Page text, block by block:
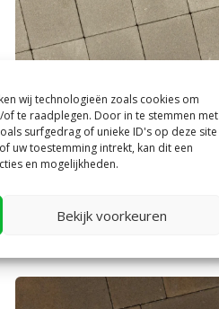
wij technologieën zoals cookies om
te raadplegen. Door in te stemmen met
surfgedrag of unieke ID's op deze site
uw toestemming intrekt, kan dit een
en mogelijkheden.
Bekijk voorkeuren
Redsun|Bestrating & Klinkers
Recto 15x15x5 cm Blanco